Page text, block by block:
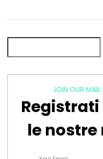
JOIN OUR MAIL
le